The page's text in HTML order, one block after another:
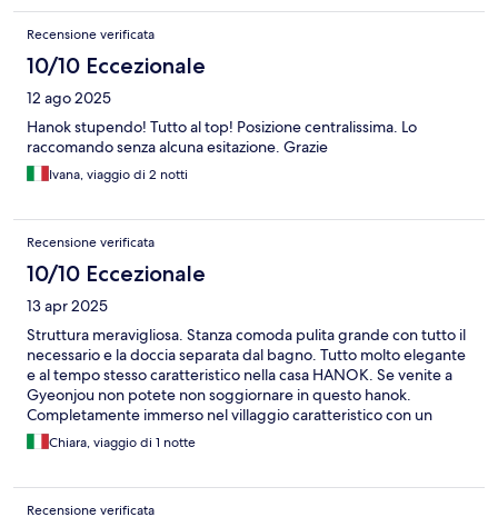
Recensione verificata
10/10 Eccezionale
12 ago 2025
Hanok stupendo! Tutto al top! Posizione centralissima. Lo
raccomando senza alcuna esitazione. Grazie
Ivana, viaggio di 2 notti
Recensione verificata
10/10 Eccezionale
13 apr 2025
Struttura meravigliosa. Stanza comoda pulita grande con tutto il
necessario e la doccia separata dal bagno. Tutto molto elegante
e al tempo stesso caratteristico nella casa HANOK. Se venite a
Gyeonjou non potete non soggiornare in questo hanok.
Completamente immerso nel villaggio caratteristico con un
silenzio surreale che rende l’atmosfera davvero unica. Bellissimo
Chiara, viaggio di 1 notte
Recensione verificata